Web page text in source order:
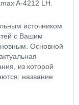
A-4212 LH.
источником
с Вашим
Основной
из которой
название